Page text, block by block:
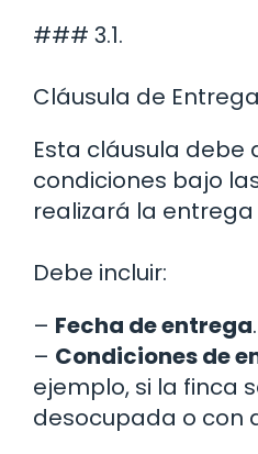
### 3.1.
Cláusula de Entrega
Esta cláusula debe
condiciones bajo
realizará la
Debe incluir:
– Fecha de entrega.
– Condiciones de
ejemplo, si la finca
desocupada o con